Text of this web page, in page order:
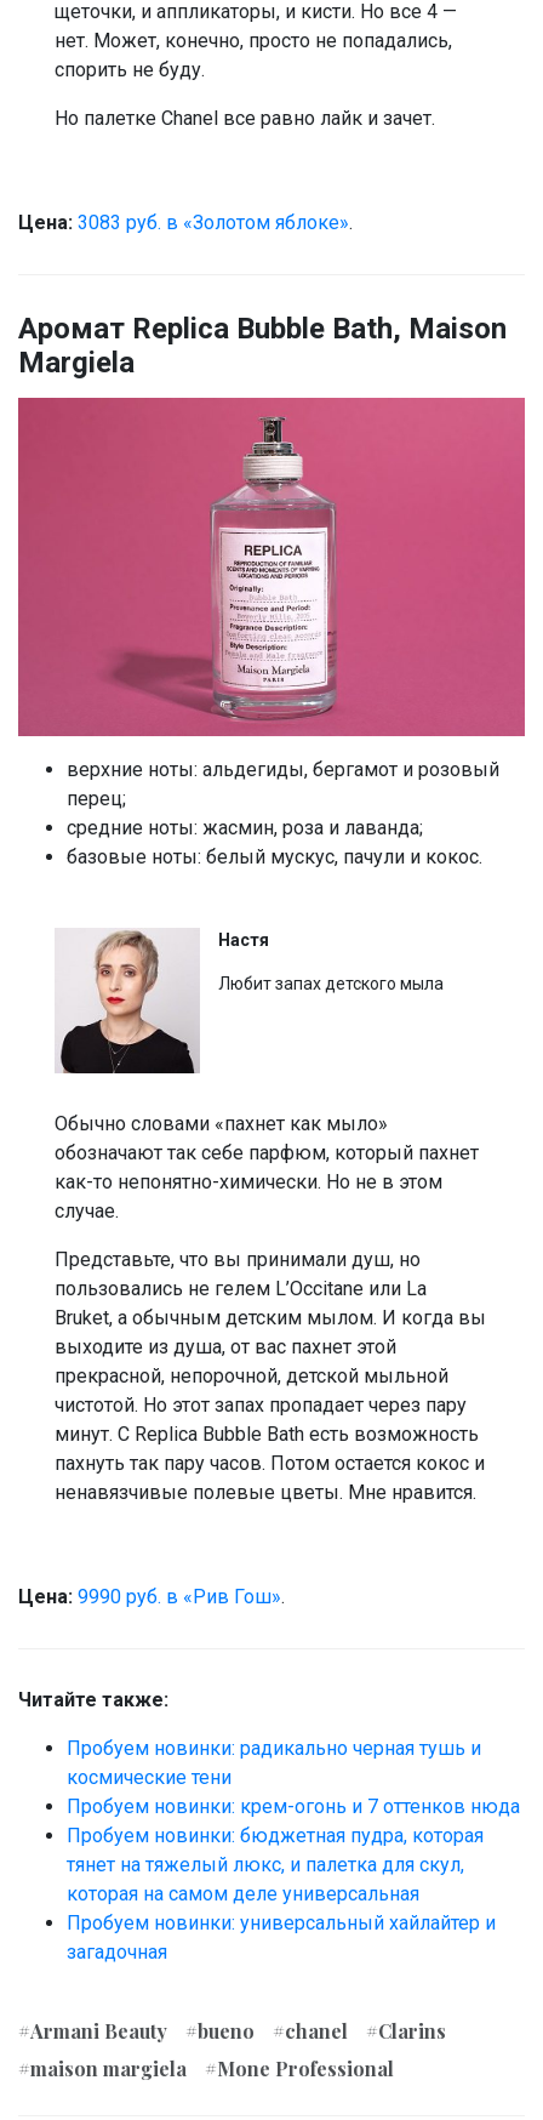
щеточки, и аппликаторы, и кисти. Но все 4 —
нет. Может, конечно, просто не попадались,
спорить не буду.
Но палетке Chanel все равно лайк и зачет.
Цена: 3083 руб. в «Золотом яблоке».
Аромат Replica Bubble Bath, Maison
Margiela
верхние ноты: альдегиды, бергамот и розовый
перец;
средние ноты: жасмин, роза и лаванда;
базовые ноты: белый мускус, пачули и кокос.
Настя
Любит запах детского мыла
Обычно словами «пахнет как мыло»
обозначают так себе парфюм, который пахнет
как-то непонятно-химически. Но не в этом
случае.
Представьте, что вы принимали душ, но
пользовались не гелем L’Occitane или La
Bruket, а обычным детским мылом. И когда вы
выходите из душа, от вас пахнет этой
прекрасной, непорочной, детской мыльной
чистотой. Но этот запах пропадает через пару
минут. С Replica Bubble Bath есть возможность
пахнуть так пару часов. Потом остается кокос и
ненавязчивые полевые цветы. Мне нравится.
Цена: 9990 руб. в «Рив Гош».
Читайте также:
Пробуем новинки: радикально черная тушь и
космические тени
Пробуем новинки: крем-огонь и 7 оттенков нюда
Пробуем новинки: бюджетная пудра, которая
тянет на тяжелый люкс, и палетка для скул,
которая на самом деле универсальная
Пробуем новинки: универсальный хайлайтер и
загадочная
#Armani Beauty #bueno #chanel
#Clarins
#maison margiela
#Mone Professional